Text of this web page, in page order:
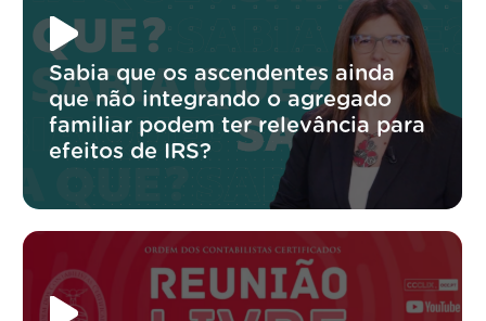
Sabia que os ascendentes ainda
que não integrando o agregado
familiar podem ter relevância para
efeitos de IRS?